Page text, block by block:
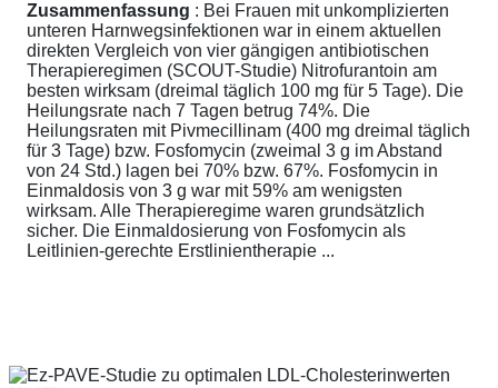
Zusammenfassung : Bei Frauen mit unkomplizierten
unteren Harnwegsinfektionen war in einem aktuellen
direkten Vergleich von vier gängigen antibiotischen
Therapieregimen (SCOUT-Studie) Nitrofurantoin am
besten wirksam (dreimal täglich 100 mg für 5 Tage). Die
Heilungsrate nach 7 Tagen betrug 74%. Die
Heilungsraten mit Pivmecillinam (400 mg dreimal täglich
für 3 Tage) bzw. Fosfomycin (zweimal 3 g im Abstand
von 24 Std.) lagen bei 70% bzw. 67%. Fosfomycin in
Einmaldosis von 3 g war mit 59% am wenigsten
wirksam. Alle Therapieregime waren grundsätzlich
sicher. Die Einmaldosierung von Fosfomycin als
Leitlinien-gerechte Erstlinientherapie ...